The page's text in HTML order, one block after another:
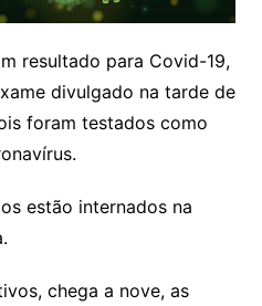
resultado para Covid-19,
divulgado na tarde de
foram testados como
estão internados na
chega a nove, as